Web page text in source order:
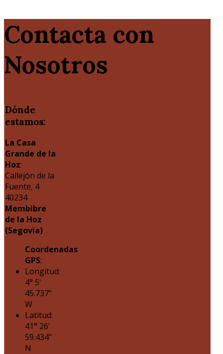
Contacta con
Nosotros
Dónde
estamos:
La Casa
Grande de la
Hoz:
Callejón de la
Fuente, 4
40234
Membibre
de la Hoz
(Segovia)
Coordenadas
GPS:
Longitud:
4° 5'
45.737"
W
Latitud:
41° 26'
59.434"
N